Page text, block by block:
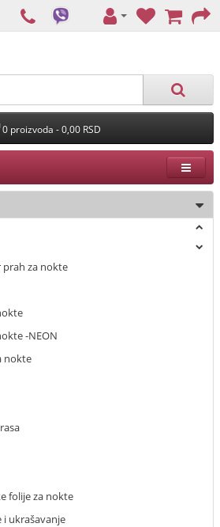
0 proizvoda - 0,00 RSD
prah za nokte
-NEON
nokte
folije za nokte
i ukrašavanje